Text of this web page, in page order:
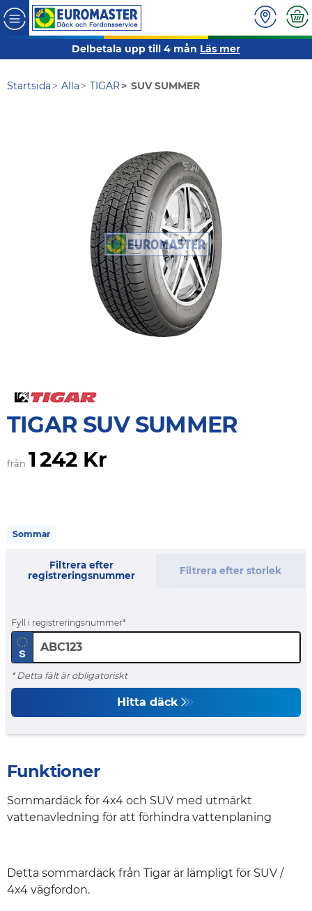
Delbetala upp till 4 mån Läs mer
Startsida Alla TIGAR SUV SUMMER
TIGAR SUV SUMMER
från 1 242 Kr
Sommar
Filtrera efter
registreringsnummer
Filtrera efter storlek
Fyll i registreringsnummer
* Detta fält är obligatoriskt
Hitta däck
Funktioner
Sommardäck för 4x4 och SUV med utmärkt
vattenavledning för att förhindra vattenplaning
Detta sommardäck från Tigar är lämpligt för SUV /
4x4 vägfordon.